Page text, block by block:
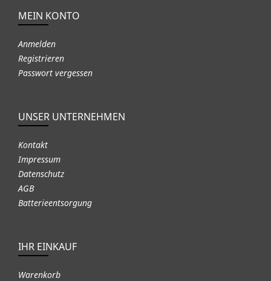
MEIN KONTO
Anmelden
Registrieren
Passwort vergessen
UNSER UNTERNEHMEN
Kontakt
Impressum
Datenschutz
AGB
Batterieentsorgung
IHR EINKAUF
Warenkorb